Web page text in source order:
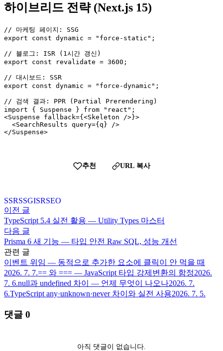
하이브리드 전략 (Next.js 15)
// 마케팅 페이지: SSG
export const dynamic = "force-static";
// 블로그: ISR (1시간 갱신)
export const revalidate = 3600;
// 대시보드: SSR
export const dynamic = "force-dynamic";
// 검색 결과: PPR (Partial Prerendering)
import { Suspense } from "react";
<Suspense fallback={<Skeleton />}>
  <SearchResults query={q} />
</Suspense>
추천 URL 복사
SSRSSGISRSEO
이전 글
TypeScript 5.4 실전 활용 — Utility Types 마스터
다음 글
Prisma 6 새 기능 — 타입 안전 Raw SQL, 성능 개선
관련 글
이벤트 위임 — 동적으로 추가한 요소에 클릭이 안 먹을 때
2026. 7. 7.== 와 === — JavaScript 타입 강제변환의 함정2026.
7. 6.null과 undefined 차이 — 언제 무엇이 나오나2026. 7.
6.TypeScript any·unknown·never 차이와 실전 사용2026. 7. 5.
댓글 0
아직 댓글이 없습니다.